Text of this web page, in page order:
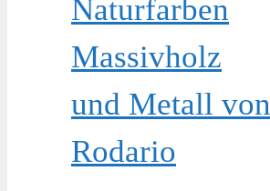
Naturfarben
Massivholz
und Metall von
Rodario